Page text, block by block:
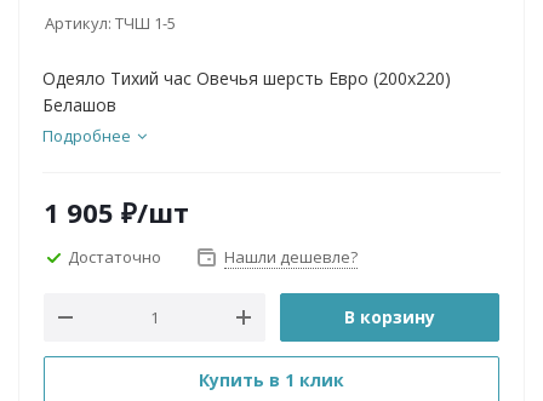
Артикул: ТЧШ 1-5
Одеяло Тихий час Овечья шерсть Евро (200х220)
Белашов
Подробнее
1 905 ₽/шт
Достаточно Нашли дешевле?
В корзину
Купить в 1 клик